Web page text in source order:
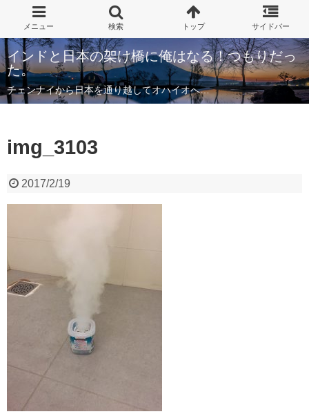
インドと日本の架け橋に俺はなる！つもりだっ
た。
チェンナイから日本を通り越してオハイオへ…
img_3103
2017/2/19